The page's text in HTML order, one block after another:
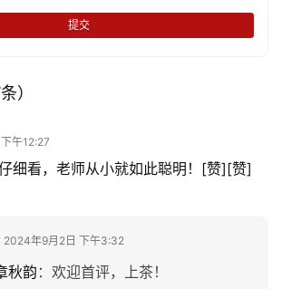
提交
）
午12:27
细看，老师从小就如此聪明！[赞][赞]
2024年9月2日 下午3:32
秋韵： 欢迎首评，上茶！